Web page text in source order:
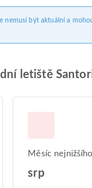
nemusí být aktuální a
letiště
Měsíc
srp